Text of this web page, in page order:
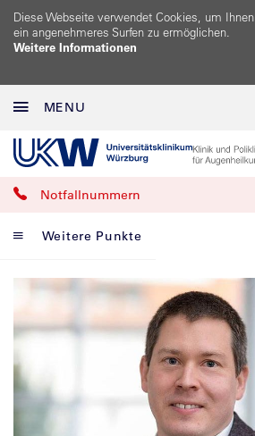
Diese Webseite verwendet Cookies, um Ihnen
ein angenehmeres Surfen zu ermöglichen.
Weitere Informationen
MENU
Notfallnummern
Weitere Punkte